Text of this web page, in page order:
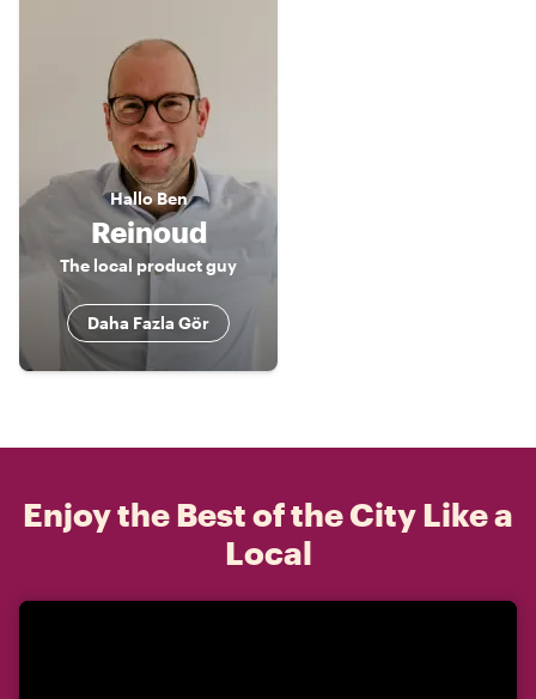
HalloBen
Reinoud
The local product guy
Daha Fazla Gör
Enjoy the Best of the City Like a
Local